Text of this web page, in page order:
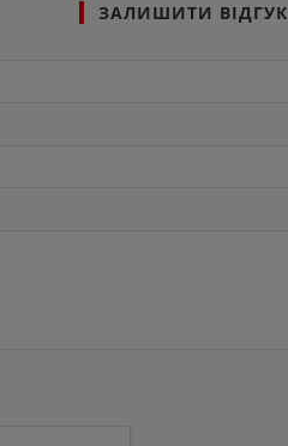
ЗАЛИШИТИ ВІДГУК